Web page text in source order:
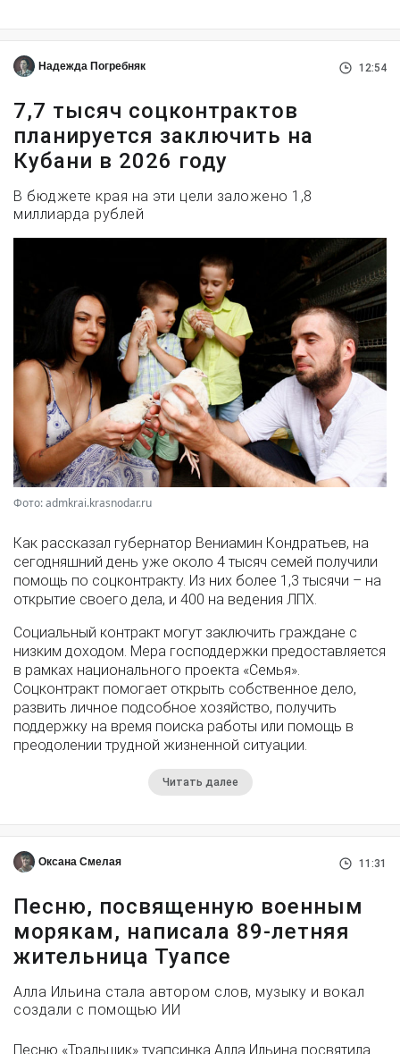
Надежда Погребняк 12:54
7,7 тысяч соцконтрактов
планируется заключить на
Кубани в 2026 году
В бюджете края на эти цели заложено 1,8
миллиарда рублей
Фото: admkrai.krasnodar.ru
Как рассказал губернатор Вениамин Кондратьев, на
сегодняшний день уже около 4 тысяч семей получили
помощь по соцконтракту. Из них более 1,3 тысячи – на
открытие своего дела, и 400 на ведения ЛПХ.
Социальный контракт могут заключить граждане с
низким доходом. Мера господдержки предоставляется
в рамках национального проекта «Семья».
Соцконтракт помогает открыть собственное дело,
развить личное подсобное хозяйство, получить
поддержку на время поиска работы или помощь в
преодолении трудной жизненной ситуации.
Читать далее
Оксана Смелая 11:31
Песню, посвященную военным
морякам, написала 89-летняя
жительница Туапсе
Алла Ильина стала автором слов, музыку и вокал
создали с помощью ИИ
Песню «Тральщик» туапсинка Алла Ильина посвятила